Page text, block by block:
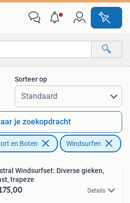
afstanden…
Sorteer op
je zoekopdracht
en Boten Windsurfen
Windsurfset: Diverse gieken,
trapeze
Details